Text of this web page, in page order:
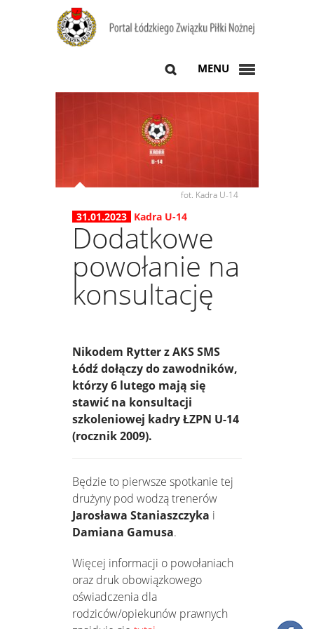
MENU
fot. Kadra U-14
31.01.2023 Kadra U-14
Dodatkowe
powołanie na
konsultację
Nikodem Rytter z AKS SMS
Łódź dołączy do zawodników,
którzy 6 lutego mają się
stawić na konsultacji
szkoleniowej kadry ŁZPN U-14
(rocznik 2009).
Będzie to pierwsze spotkanie tej
drużyny pod wodzą trenerów
Jarosława Staniaszczyka i
Damiana Gamusa.
Więcej informacji o powołaniach
oraz druk obowiązkowego
oświadczenia dla
rodziców/opiekunów prawnych